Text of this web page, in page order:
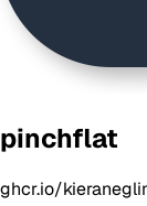
pinchflat
ghcr.io/